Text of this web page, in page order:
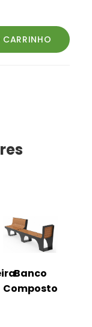
Banco
Composto